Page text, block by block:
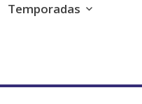
Temporadas